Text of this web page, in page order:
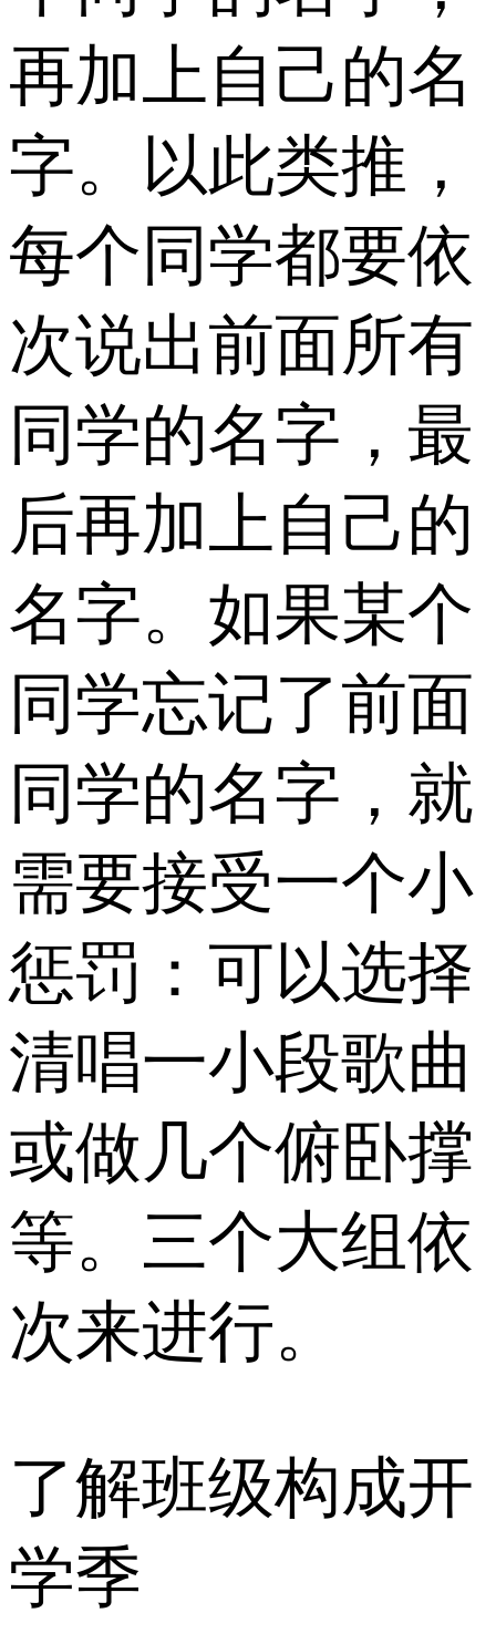
再加上自己的名
字。以此类推，
每个同学都要依
次说出前面所有
同学的名字，最
后再加上自己的
名字。如果某个
同学忘记了前面
同学的名字，就
需要接受一个小
惩罚：可以选择
清唱一小段歌曲
或做几个俯卧撑
等。三个大组依
次来进行。
了解班级构成开
学季